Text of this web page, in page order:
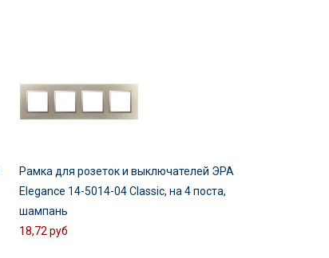
Рамка для розеток и выключателей ЭРА
Elegance 14-5014-04 Classic, на 4 поста,
шампань
18,72 руб